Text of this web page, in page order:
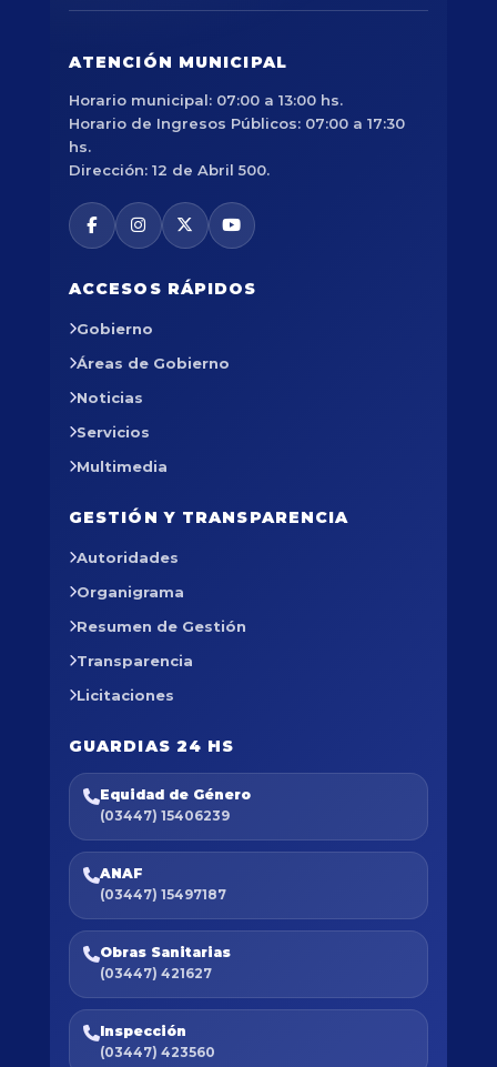
ATENCIÓN MUNICIPAL
Horario municipal: 07:00 a 13:00 hs.
Horario de Ingresos Públicos: 07:00 a 17:30
hs.
Dirección: 12 de Abril 500.
ACCESOS RÁPIDOS
Gobierno
Áreas de Gobierno
Noticias
Servicios
Multimedia
GESTIÓN Y TRANSPARENCIA
Autoridades
Organigrama
Resumen de Gestión
Transparencia
Licitaciones
GUARDIAS 24 HS
Equidad de Género
(03447) 15406239
ANAF
(03447) 15497187
Obras Sanitarias
(03447) 421627
Inspección
(03447) 423560